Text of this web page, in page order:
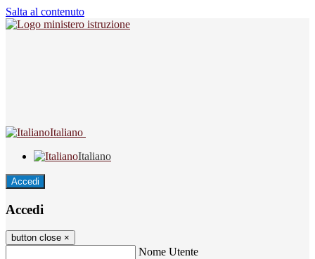
Salta al contenuto
Italiano
Italiano
Accedi
Accedi
button close ×
Nome Utente